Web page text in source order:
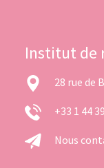
Institut de
28 rue de
+33 1 44
Nous